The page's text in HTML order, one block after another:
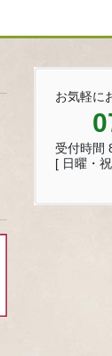
お気軽に
受付時間
[ 日曜・